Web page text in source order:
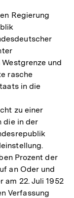
Regierung
und
rasche
in die
zu einer
die in der
Prozent der
an Oder und
am 22. Juli 1952
Verfassung